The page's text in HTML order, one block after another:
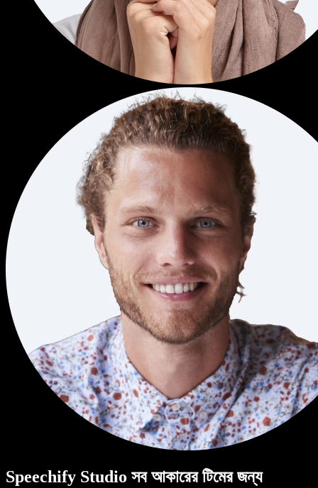
Speechify Studio সব আকারের টিমের জন্য